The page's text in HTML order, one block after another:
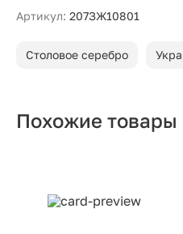
Артикул: 207ЗЖ10801
Столовое серебро
Похожие товары